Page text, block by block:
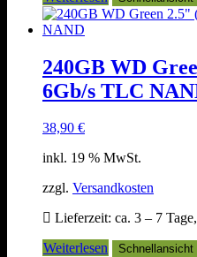
240GB WD
6Gb/s TLC
38,90 €
inkl. 19 % MwSt.
zzgl. Versandkosten
Lieferzeit: ca. 3 – 7
Weiterlesen
Schnellansicht